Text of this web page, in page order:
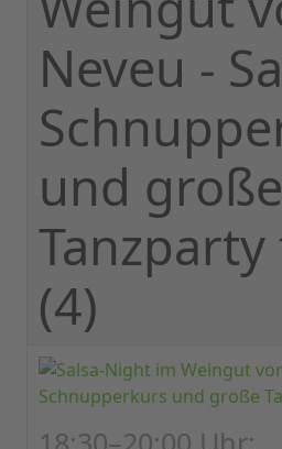
Neveu -
und große
(4)